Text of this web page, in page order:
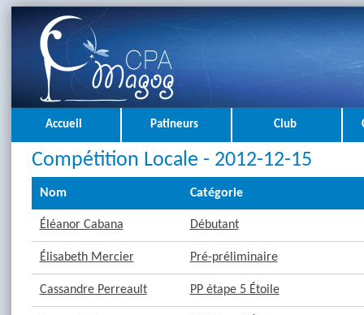
Accueil Patineurs Club
Compétition Locale - 2012-12-15
Nom Catégorie
Éléanor Cabana Débutant
Élisabeth Mercier Pré-préliminaire
Cassandre Perreault PP étape 5 Étoile